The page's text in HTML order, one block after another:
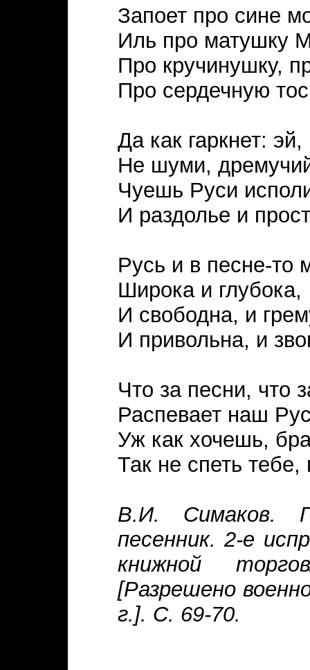
Запоет про сине
Иль про матушку
Про кручинушку,
Про сердечную
Да как гаркнет:
Не шуми,
Чуешь Руси
И раздолье и
Русь и в песне-то
Широка и глубока,
И свободна, и
И привольна, и
Что за песни, что
Распевает наш
Уж как хочешь,
Так не спеть тебе,
В.И. Симаков.
песенник. 2-е
книжной
[Разрешено
г.]. С. 69-70.